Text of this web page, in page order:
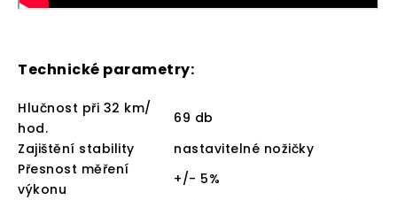
Technické parametry:
Hlučnost při 32 km/
hod.
69 db
Zajištění stability
nastavitelné nožičky
Přesnost měření
výkonu
+/- 5%